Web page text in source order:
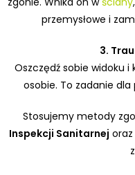
przemysłowe i
3.
Oszczędź sobie widoku
osobie. To zadanie
Stosujemy metody
Inspekcji Sanitarnej